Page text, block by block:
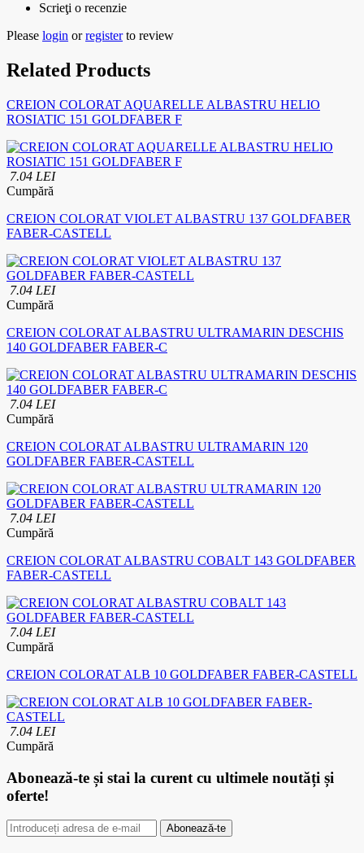
Scrieţi o recenzie
Please login orregisterto review
Related Products
CREION COLORAT AQUARELLE ALBASTRU HELIO
ROSIATIC 151 GOLDFABER F
7.04 LEI
Cumpără
CREION COLORAT VIOLET ALBASTRU 137 GOLDFABER
FABER-CASTELL
7.04 LEI
Cumpără
CREION COLORAT ALBASTRU ULTRAMARIN DESCHIS
140 GOLDFABER FABER-C
7.04 LEI
Cumpără
CREION COLORAT ALBASTRU ULTRAMARIN 120
GOLDFABER FABER-CASTELL
7.04 LEI
Cumpără
CREION COLORAT ALBASTRU COBALT 143 GOLDFABER
FABER-CASTELL
7.04 LEI
Cumpără
CREION COLORAT ALB 10 GOLDFABER FABER-CASTELL
7.04 LEI
Cumpără
Abonează-te și stai la curent cu ultimele noutăți și
oferte!
Abonează-te